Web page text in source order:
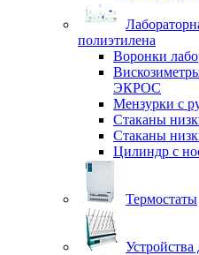
полиэтилена
Воронки
ЭКРОС
Мензурки с
Стаканы
Стаканы
Цилиндр с
Термостаты